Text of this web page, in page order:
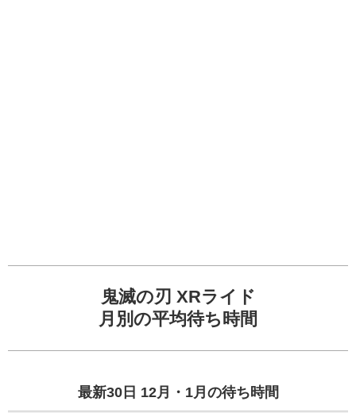
鬼滅の刃 XRライド
月別の平均待ち時間
最新30日 12月・1月の待ち時間